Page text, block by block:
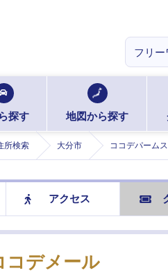
探す 地図から探す
所検索 大分市
アクセス
コデメール